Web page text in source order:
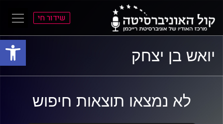
פתח
התפריט
הראשי
התוכן
הראשי
שידור חי
יואש בן יצחק
לא נמצאו תוצאות חיפוש